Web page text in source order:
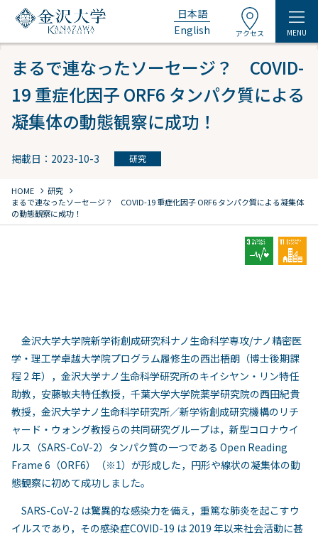
日本語
English
アクセス MENU
まるで連なったソーセージ？ COVID-
19 重症化因子 ORF6 タンパク質による
凝集体の動態観察に成功！
掲載日：2023-10-3 研究
HOME chevron_right 研究 chevron_right
まるで連なったソーセージ？ COVID-19 重症化因子 ORF6 タンパク質による凝集体
の動態観察に成功！
金沢大学大学院新学術創成研究科ナノ生命科学専攻/ナノ精密医
学・理工学卓越大学院プログラム履修生の西出梧朗（博士後期課
程 2 年），金沢大学ナノ生命科学研究所のキイシヤン・リン特任
助教，安藤敏夫特任教授，千葉大学大学院薬学研究院の西田紀貴
教授，金沢大学ナノ生命科学研究所／新学術創成研究機構のリチ
ャード・ウォング教授らの共同研究グループは，新型コロナウイ
ルス（SARS-CoV-2）タンパク質の一つである Open Reading
Frame 6（ORF6）（※1）が形成した，円形や線状の凝集体の動
態観察に初めて成功しました。
SARS-CoV-2 は驚異的な感染力を備え，重篤な肺炎を起こすウ
イルスであり，その感染症COVID-19 は 2019 年以来社会活動に甚